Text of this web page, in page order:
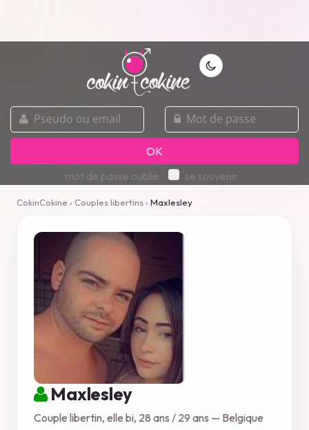
pseudo
ou
email
mot
de
passe
OK
mot de passe oublié
se souvenir
CokinCokine › Couples libertins› Maxlesley
Maxlesley
Couple libertin, elle bi, 28 ans / 29 ans — Belgique